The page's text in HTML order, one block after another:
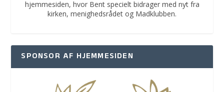
hjemmesiden, hvor Bent specielt bidrager med nyt fra
kirken, menighedsrådet og Madklubben.
SPONSOR AF HJEMMESIDEN